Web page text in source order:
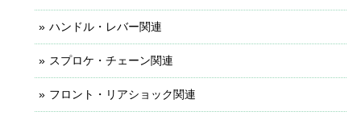
ハンドル・レバー関連
スプロケ・チェーン関連
フロント・リアショック関連